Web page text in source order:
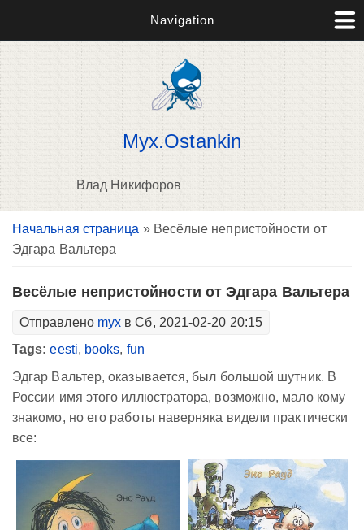
Navigation
Myx.Ostankin
Влад Никифоров
Вы здесь
Начальная страница » Весёлые непристойности от
Эдгара Вальтера
Весёлые непристойности от Эдгара Вальтера
Отправлено myx в Сб, 2021-02-20 20:15
Tags:eesti, books, fun
Эдгар Вальтер, оказывается, был большой шутник. В
России имя этого иллюстратора, возможно, мало кому
знакомо, но его работы наверняка видели практически
все: